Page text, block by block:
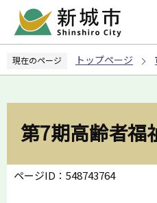
ペ
の
現在のページ トップページ
第7期高齢者福
ページID：548743764